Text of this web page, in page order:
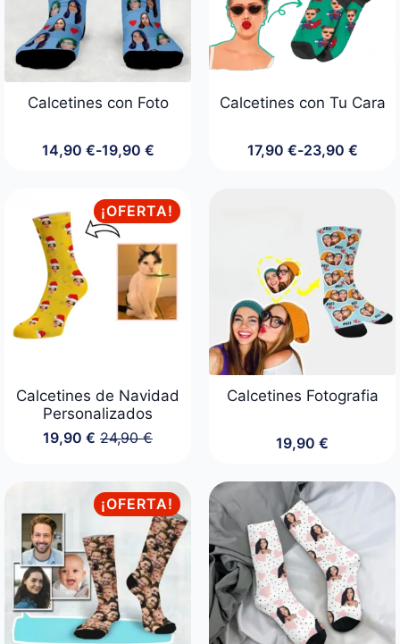
Calcetines con Foto
14,90 €-19,90 €
Rango
desde
14,90 €
hasta
19,90 €
Calcetines con Tu Cara
17,90 €-23,90 €
Rango
17,90 €
hasta
23,90 €
¡OFERTA!
Calcetines de Navidad
Personalizados
24,90€
El
original
era:
24,90 €.
19,90€ El
actual
es:
19,90 €.
Calcetines Fotografia
19,90 €
¡OFERTA!